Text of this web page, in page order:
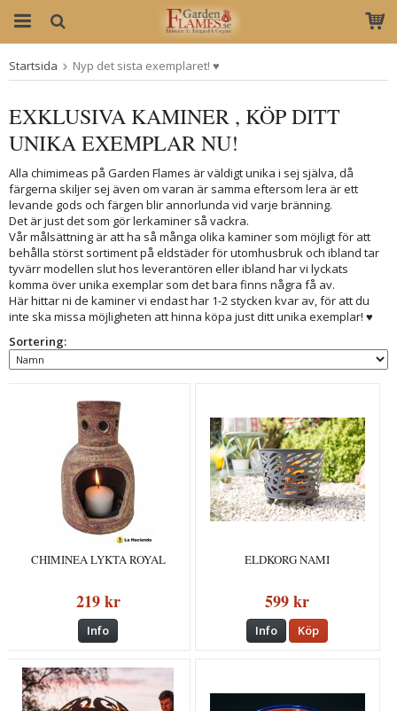
Produkten har blivit tillagd i varukorgen
Startsida Nyp det sista exemplaret! ♥
EXKLUSIVA KAMINER , KÖP DITT
UNIKA EXEMPLAR NU!
Alla chimimeas på Garden Flames är väldigt unika i sej själva, då
färgerna skiljer sej även om varan är samma eftersom lera är ett
levande gods och färgen blir annorlunda vid varje bränning.
Det är just det som gör lerkaminer så vackra.
Vår målsättning är att ha så många olika kaminer som möjligt för att
behålla störst sortiment på eldstäder för utomhusbruk och ibland tar
tyvärr modellen slut hos leverantören eller ibland har vi lyckats
komma över unika exemplar som det bara finns några få av.
Här hittar ni de kaminer vi endast har 1-2 stycken kvar av, för att du
inte ska missa möjligheten att hinna köpa just ditt unika exemplar! ♥
Sortering:
CHIMINEA LYKTA ROYAL
219 kr
Info
ELDKORG NAMI
599 kr
Info Köp